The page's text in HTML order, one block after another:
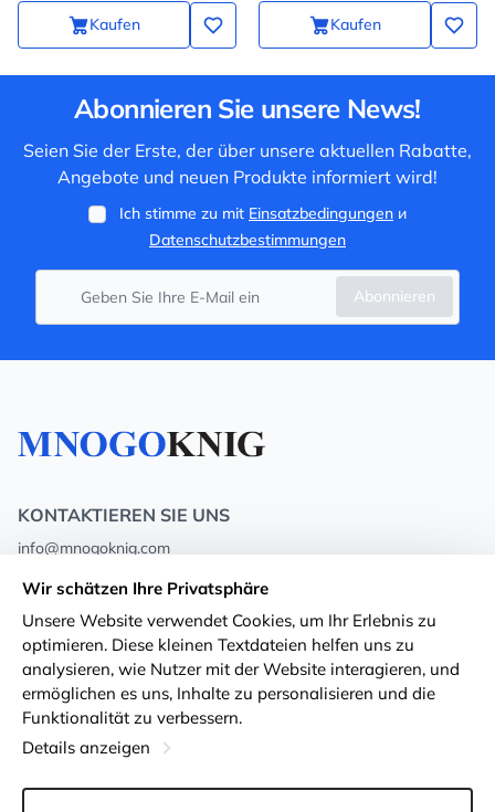
Kaufen Kaufen
Abonnieren Sie unsere News!
Seien Sie der Erste, der über unsere aktuellen Rabatte,
Angebote und neuen Produkte informiert wird!
Ich stimme zu mit Einsatzbedingungen и
Datenschutzbestimmungen
Abonnieren
KONTAKTIEREN SIE UNS
info@mnogoknig.com
Rīga, Augusta Deglava 69d, LV-1082
Über uns
Geschäfte
Lieferung und Zahlung
Treuekarten
Privacy Policy
Geschäftsbedingungen
Rückgabe von Waren
Wir schätzen Ihre Privatsphäre
Unsere Website verwendet Cookies, um Ihr Erlebnis zu
optimieren. Diese kleinen Textdateien helfen uns zu
analysieren, wie Nutzer mit der Website interagieren, und
ermöglichen es uns, Inhalte zu personalisieren und die
Funktionalität zu verbessern.
Details anzeigen